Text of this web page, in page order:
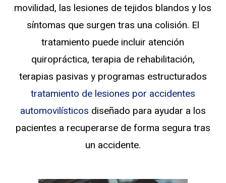
movilidad, las lesiones de tejidos blandos y los
síntomas que surgen tras una colisión. El
tratamiento puede incluir atención
quiropráctica, terapia de rehabilitación,
terapias pasivas y programas estructurados
tratamiento de lesiones por accidentes
automovilísticos diseñado para ayudar a los
pacientes a recuperarse de forma segura tras
un accidente.